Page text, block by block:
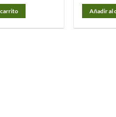
carrito Añadir al